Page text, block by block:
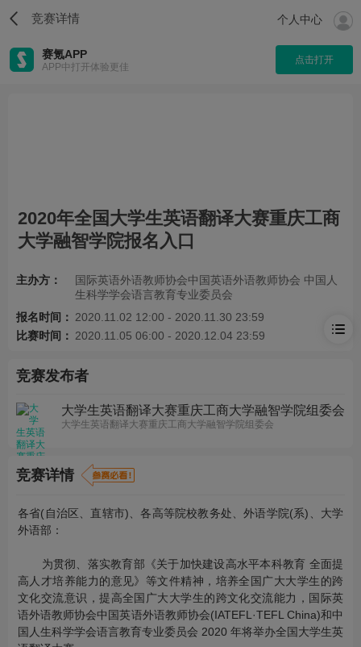
竞赛详情 个人中心
赛氪APP
APP中打开体验更佳
点击打开
2020年全国大学生英语翻译大赛重庆工商
大学融智学院报名入口
主办方：
国际英语外语教师协会中国英语外语教师协会 中国人
生科学学会语言教育专业委员会
报名时间： 2020.11.02 12:00 - 2020.11.30 23:59
比赛时间： 2020.11.05 06:00 - 2020.12.04 23:59
竞赛发布者
大学生英语翻译大赛重庆工商大学融智学院组委会
大学生英语翻译大赛重庆工商大学融智学院组委会
竞赛详情
各省(自治区、直辖市)、各高等院校教务处、外语学院(系)、大学
外语部：
为贯彻、落实教育部《关于加快建设高水平本科教育 全面提
高人才培养能力的意见》等文件精神，培养全国广大大学生的跨
文化交流意识，提高全国广大大学生的跨文化交流能力，国际英
语外语教师协会中国英语外语教师协会(IATEFL·TEFL China)和中
国人生科学学会语言教育专业委员会 2020 年将举办全国大学生英